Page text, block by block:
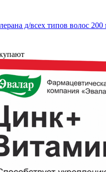
д/всех типов волос 200